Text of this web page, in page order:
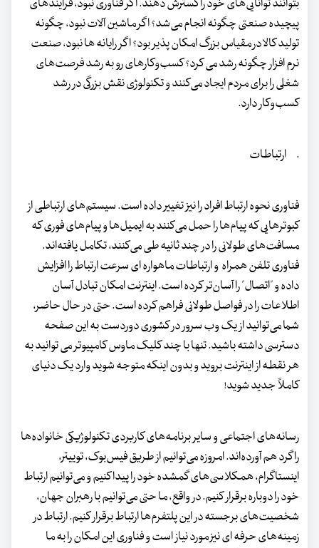
بتوانند توانایی‌های خود را گسترش دهند. اگر فناوری نبود، فرآیندهای
پیچیده صنعتی چگونه انجام می‌شد؟ اگر ماشین آلات نبود، چگونه
تولید کالا در مقیاس بزرگ امکان پذیر بود؟ اگر رایانه ها نبود، صنعت
نرم افزار چگونه رشد می کرد؟ کسب‌وکارهای رو به رشد فرصت‌های
شغلی را برای مردم ایجاد می‌کنند و تکنولوژی نقش بزرگی در رشد
کسب‌وکار دارد.
· ارتباطات
فناوری نحوه ارتباط افراد را نیز تغییر داده است. سیستم‌های ارتباطی از
کبوترهایی که پیام‌ها را حمل می‌کنند به ایمیل‌ها و پیام‌های فوری که
مسافت‌های طولانی را در چند ثانیه طی می‌کنند، تکامل یافته‌اند.
فناوری تلفن همراه و ارتباطات ماهواره ای سرعت ارتباط را افزایش
داده و "اتصال" را آسان‌تر کرده است. اینترنت امکان تبادل آسان
اطلاعات را در فواصل طولانی فراهم کرده است. حتی در حال حاضر،
شما می‌توانید از یک وب سرور در کشوری دوردست به این صفحه
دسترسی داشته باشید. تنها با چند کلیک ماوس کامپیوتر می توانید به
هر نقطه از اینترنت بروید و بدون اینکه متوجه شوید وارد یک دنیای
کاملاً جدید شوید!
رسانه‌های اجتماعی و سایر برنامه‌های کاربردی تکنولوژیکی خانواده‌ها
را گرد هم آورده‌اند. امروزه می‌توانیم از طریق فیس‌بوک، توییتر،
اینستاگرام، همکلاسی‌های گمشده خود را پیدا کنیم و می‌توانیم ارتباط
خود را دوباره برقرار کنیم. در واقع، ما حتی می‌توانیم با رهبران جهان،
شخصیت‌های برجسته در این پلتفرم‌ها ارتباط برقرار کنیم. ارتباط در
زمینه‌های حرفه ای نیز مورد نیاز است و فناوری این امکان را به ما‌